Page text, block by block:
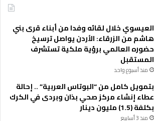
العيسوي خلال لقائه وفدا من أبناء قرى بني
هاشم من الزرقاء: الأردن يواصل ترسيخ
حضوره العالمي برؤية ملكية تستشرف
المستقبل
منذ أسبوع واحد
بتمويل كامل من “البوتاس العربية” .. إحالة
عطاء إنشاء مركز صحي بذان وبردى في الكرك
بكلفة (1.5) مليون دينار
منذ 3 أسابيع